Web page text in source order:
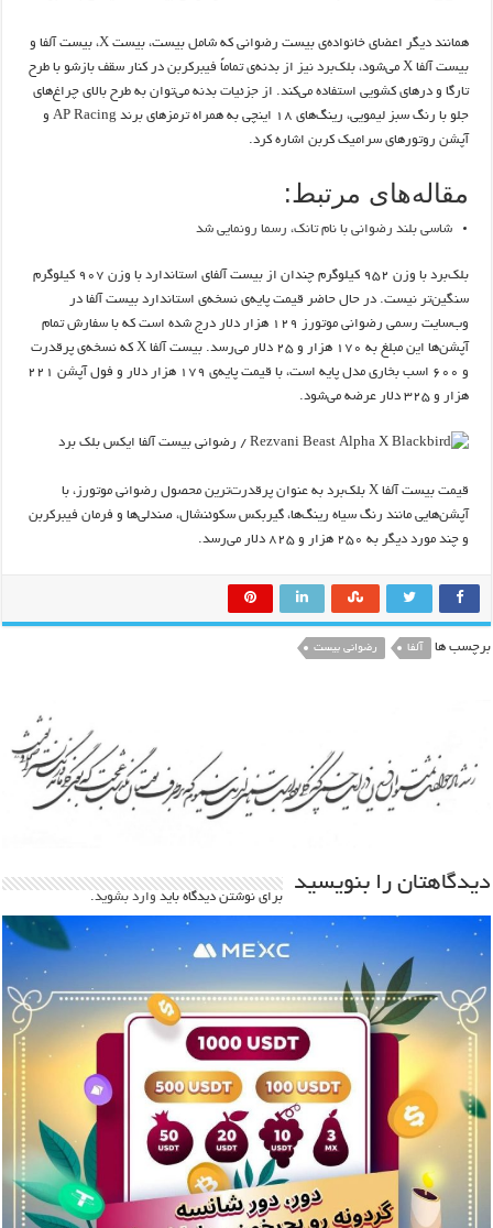
همانند دیگر اعضای خانواده‌ی بیست رضوانی که شامل بیست، بیست X، بیست آلفا و
بیست آلفا X می‌شود، بلک‌برد نیز از بدنه‌ی تماماً فیبرکربن در کنار سقف بازشو با طرح
تارگا و درهای کشویی استفاده می‌کند. از جزئیات بدنه می‌توان به طرح بالای چراغ‌های
جلو با رنگ سبز لیمویی، رینگ‌های ۱۸ اینچی به همراه ترمزهای برند AP Racing و
آپشن روتورهای سرامیک کربن اشاره کرد.
مقاله‌های مرتبط:
شاسی‌ بلند رضوانی با نام تانک، رسما رونمایی شد
بلک‌برد با وزن ۹۵۲ کیلوگرم چندان از بیست آلفای استاندارد با وزن ۹۰۷ کیلوگرم
سنگین‌تر نیست. در حال حاضر قیمت پایه‌ی نسخه‌ی استاندارد بیست آلفا در
وب‌سایت رسمی رضوانی موتورز ۱۲۹ هزار دلار درج شده است که با سفارش تمام
آپشن‌ها این مبلغ به ۱۷۰ هزار و ۲۵ دلار می‌رسد. بیست آلفا X که نسخه‌ی پرقدرت
و ۶۰۰ اسب بخاری مدل پایه است، با قیمت پایه‌ی ۱۷۹ هزار دلار و فول آپشن ۲۲۱
هزار و ۳۲۵ دلار عرضه می‌شود.
قیمت بیست آلفا X بلک‌برد به عنوان پرقدرت‌ترین محصول رضوانی موتورز، با
آپشن‌هایی مانند رنگ سیاه رینگ‌ها، گیربکس سکوئنشال، صندلی‌ها و فرمان فیبرکربن
و چند مورد دیگر به ۲۵۰ هزار و ۸۲۵ دلار می‌رسد.
برچسب ها آلفا رضوانی بیست
دیدگاهتان را بنویسید
برای نوشتن دیدگاه باید وارد بشوید.